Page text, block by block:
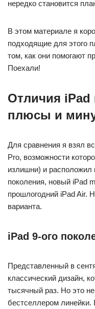
нередко становится
В этом материале я
подходящие для этого
том, как они помогают
Поехали!
Отличия
плюсы и
Для сравнения я взял
Pro, возможности
излишни) и расположил
поколения, новый iPad
прошлогодний iPad Air.
варианта.
iPad 9-ого
Представленный в
классический дизайн,
тысячный раз. Но это
бестселлером